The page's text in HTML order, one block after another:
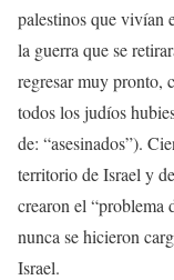
palestinos que vivían
la guerra que se
regresar muy pronto,
todos los judíos
de: “asesinados”).
territorio de Israel y
crearon el “problema
nunca se hicieron
Israel.